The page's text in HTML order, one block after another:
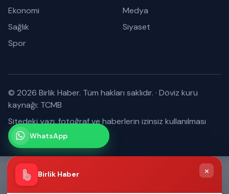
Ekonomi
Medya
Sağlık
Siyaset
Spor
© 2026 Birlik Haber. Tüm hakları saklıdır. · Döviz kuru
kaynağı: TCMB
Sitedeki yazı, fotoğraf ve haberlerin izinsiz kullanılması
yasaktır.
Anasayfa
WhatsApp
Kanalımız
Abone olabilirsiniz
Birlik Haber ×